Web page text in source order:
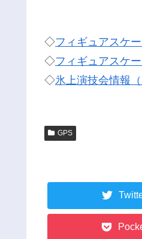
◇フィギュアスケ
◇フィギュアスケ
◇氷上演技会情報
GPS